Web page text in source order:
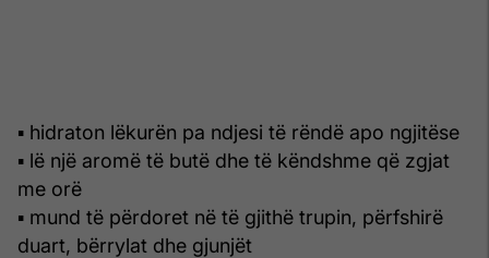
▪ hidraton lëkurën pa ndjesi të rëndë apo ngjitëse
▪ lë një aromë të butë dhe të këndshme që zgjat
me orë
▪ mund të përdoret në të gjithë trupin, përfshirë
duart, bërrylat dhe gjunjët